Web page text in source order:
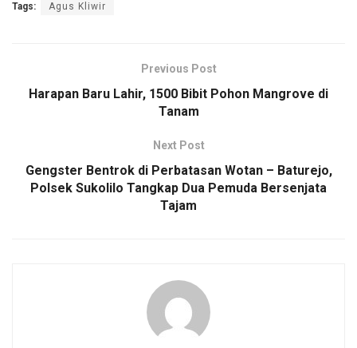
ce
o
tt
A
p
n
k
Tags: Agus Kliwir
Previous Post
Harapan Baru Lahir, 1500 Bibit Pohon Mangrove di
Tanam
Next Post
Gengster Bentrok di Perbatasan Wotan – Baturejo,
Polsek Sukolilo Tangkap Dua Pemuda Bersenjata
Tajam